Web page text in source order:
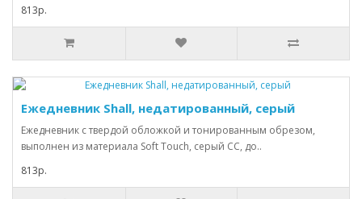
813р.
Ежедневник Shall, недатированный, серый
Ежедневник с твердой обложкой и тонированным обрезом,
выполнен из материала Soft Touch, серый СС, до..
813р.